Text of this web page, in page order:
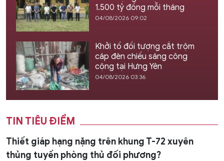
1.500 tỷ đồng mỗi tháng
04/08/2026 09:02
Khởi tố đối tượng cắt trộm
cáp đèn chiếu sáng công
cộng tại Hưng Yên
04/08/2026 03:36
TIN TIÊU ĐIỂM
Thiết giáp hạng nặng trên khung T-72 xuyên
thủng tuyến phòng thủ đối phương?